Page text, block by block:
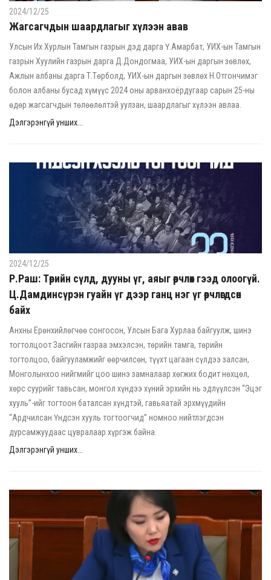
2024/12/25
Жагсагчдын шаардлагыг хүлээн авав
Улсын Их Хурлын Тамгын газрын дэд дарга Ү.Амарбат, УИХ-ын Тамгын
газрын Хуулийн газрын дарга Д.Дондогмаа, УИХ-ын даргын зөвлөх,
Ажлын албаны дарга Т.Төрболд, УИХ-ын даргын зөвлөх Н.Отгончимэг
болон албаны бусад хүмүүс 2024 оны арванхоёрдугаар сарын 25-ны
өдөр жагсагчдын төлөөлөлтэй уулзан, шаардлагыг хүлээн авлаа.
Дэлгэрэнгүй унших...
2024/12/25
Р.Раш: Төрийн сүлд, дууны үг, аяыг өөрчлөх гээд олоогүй.
Ц.Дамдинсүрэн гуайн үг дээр ганц нэг үг өөрчлөгдсөн
байх
Анхны Ерөнхийлөгчөө сонгосон, Улсын Бага Хурлаа байгуулж, шинэ
тогтолцоот Засгийн газраа эмхэлсэн, төрийн тамга, төрийн
тогтолцоо, байгууламжийг өөрчилсөн, түүхт цагаан сүлдээ залсан,
Монголынхоо нийгмийг цоо шинэ замналаар хөгжих бодит нөхцөл,
хөрс суурийг тавьсан, монгол хүндээ хүний эрхийн нь эдлүүлсэн “Эцэг
хууль”-ийг тогтоон баталсан хүндтэй, гавьяатай эрхмүүдийн
“Ардчилсан Үндсэн хууль тогтоогчид” номноо нийтлэгдсэн
дурсамжуудаас цувралаар хүргэж байна.
Дэлгэрэнгүй унших...